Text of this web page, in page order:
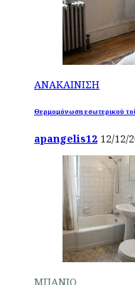
ΑΝΑΚΑΙΝΙΣΗ
Θερμομόνωση εσωτερικού
apangelis12 12/12/
ΜΠΑΝΙΟ